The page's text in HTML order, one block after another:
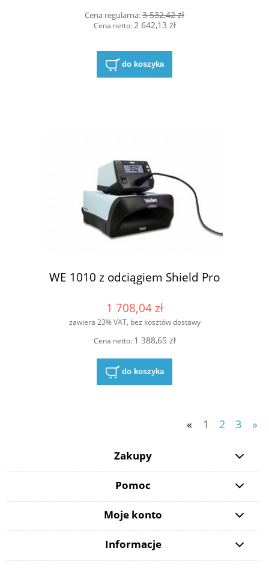
Cena regularna:3 532,42 zł
Cena netto:2 642,13 zł
do koszyka
WE 1010 z odciągiem Shield Pro
1 708,04 zł
zawiera 23% VAT, bez kosztów dostawy
Cena netto: 1 388,65 zł
do koszyka
« 1 2 3 »
Zakupy
Pomoc
Moje konto
Informacje